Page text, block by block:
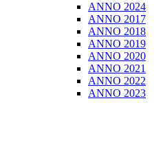
ANNO 2024
ANNO 2017
ANNO 2018
ANNO 2019
ANNO 2020
ANNO 2021
ANNO 2022
ANNO 2023